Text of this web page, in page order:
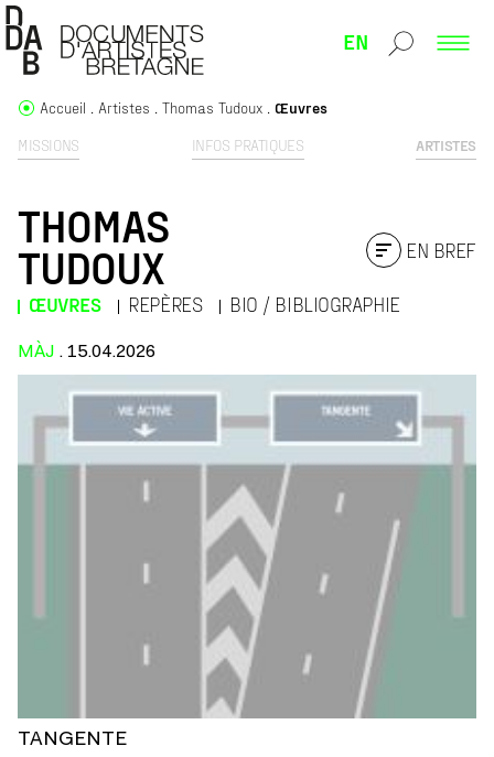
EN
MISSIONS INFOS PRATIQUES ARTISTES
Accueil Artistes Thomas Tudoux Œuvres
THOMAS
TUDOUX
ŒUVRES REPÈRES BIO / BIBLIOGRAPHIE
EN BREF
MÀJ . 15.04.2026
TANGENTE